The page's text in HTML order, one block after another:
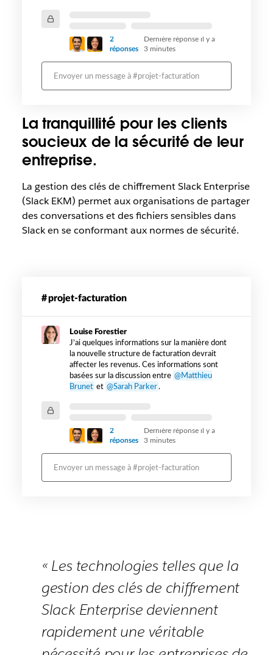
2
réponses
Dernière réponse il y a
3 minutes
Envoyer un message à #projet-facturation
La tranquillité pour les clients
soucieux de la sécurité de leur
entreprise.
La gestion des clés de chiffrement Slack Enterprise
(Slack EKM) permet aux organisations de partager
des conversations et des fichiers sensibles dans
Slack en se conformant aux normes de sécurité.
lorsque
Slack
EKM
projet-facturation
Louise Forestier
J’ai quelques informations sur la manière dont
la nouvelle structure de facturation devrait
affecter les revenus. Ces informations sont
basées sur la discussion entre @Matthieu
Brunet et @Sarah Parker.
2
réponses
Dernière réponse il y a
3 minutes
Envoyer un message à #projet-facturation
« Les technologies telles que la
gestion des clés de chiffrement
Slack Enterprise deviennent
rapidement une véritable